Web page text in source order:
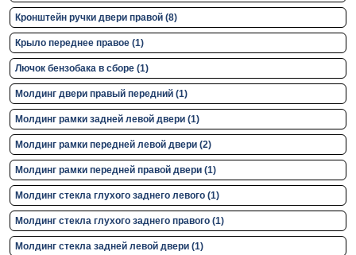
Кронштейн ручки двери правой (8)
Крыло переднее правое (1)
Лючок бензобака в сборе (1)
Молдинг двери правый передний (1)
Молдинг рамки задней левой двери (1)
Молдинг рамки передней левой двери (2)
Молдинг рамки передней правой двери (1)
Молдинг стекла глухого заднего левого (1)
Молдинг стекла глухого заднего правого (1)
Молдинг стекла задней левой двери (1)